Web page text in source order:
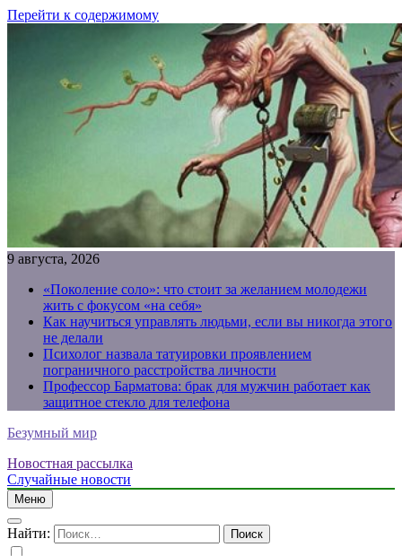
Перейти к содержимому
9 августа, 2026
«Поколение соло»: что стоит за желанием молодежи
жить с фокусом «на себя»
Как научиться управлять людьми, если вы никогда этого
не делали
Психолог назвала татуировки проявлением
пограничного расстройства личности
Профессор Барматова: брак для мужчин работает как
защитное стекло для телефона
Безумный мир
Новостная рассылка
Случайные новости
Меню
Найти: